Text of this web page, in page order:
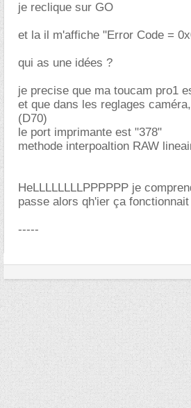
je reclique sur GO
et la il m'affiche "Error Code =
qui as une idées ?
je precise que ma toucam pro1
et que dans les reglages
(D70)
le port imprimante est "378"
methode interpoaltion RAW
HeLLLLLLLLPPPPPP je
passe alors qh'ier ça fonctionnait
-----